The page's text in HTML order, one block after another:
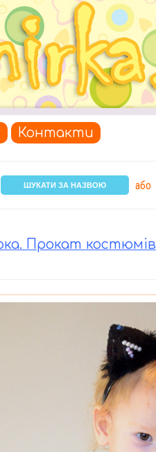
Контакти
ШУКАТИ ЗА НАЗВОЮ або
Прокат костюмів